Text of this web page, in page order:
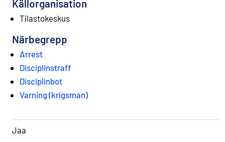
Källorganisation
Tilastokeskus
Närbegrepp
Arrest
Disciplinstraff
Disciplinbot
Varning (krigsman)
Jaa